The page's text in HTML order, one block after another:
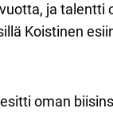
ja talentti
Koistinen
oman